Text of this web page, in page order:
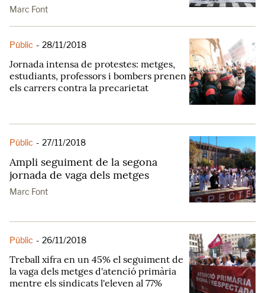
Marc Font
Públic - 28/11/2018
Jornada intensa de protestes: metges,
estudiants, professors i bombers prenen
els carrers contra la precarietat
Públic - 27/11/2018
Ampli seguiment de la segona
jornada de vaga dels metges
Marc Font
Públic - 26/11/2018
Treball xifra en un 45% el seguiment de
la vaga dels metges d'atenció primària
mentre els sindicats l'eleven al 77%